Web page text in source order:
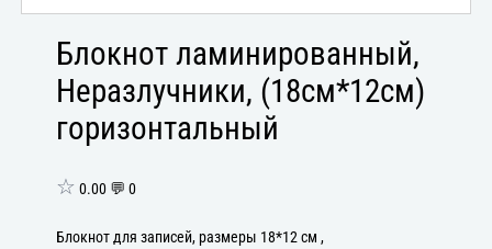
Блокнот ламинированный,
Неразлучники, (18см*12см)
горизонтальный
☆ 0.00 💬 0
Блокнот для записей, размеры 18*12 см ,